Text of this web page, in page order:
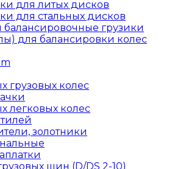
для литых дисков
для стальных дисков
грузики
для балансировки колес
грузовых колес
легковых колес
золотники
шин (D/DS 2-10)